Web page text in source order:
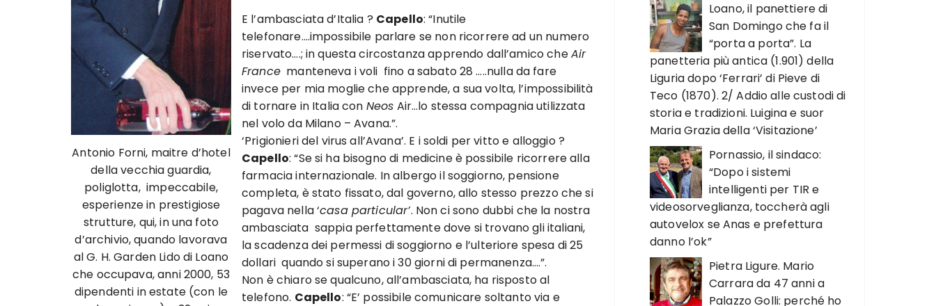
Antonio Forni, maitre d’hotel
della vecchia guardia,
poliglotta, impeccabile,
esperienze in prestigiose
strutture, qui, in una foto
d’archivio, quando lavorava
al G. H. Garden Lido di Loano
che occupava, anni 2000, 53
dipendenti in estate (con le
E l’ambasciata d’Italia ? Capello: “Inutile
telefonare….impossibile parlare se non ricorrere ad un numero
riservato….; in questa circostanza apprendo dall’amico cheAir
Francemanteneva i voli fino a sabato 28 …..nulla da fare
invece per mia moglie che apprende, a sua volta, l’impossibilità
di tornare in Italia con Neos Air…lo stessa compagnia utilizzata
nel volo da Milano – Avana.”.
‘Prigionieri del virus all’Avana’. E i soldi per vitto e alloggio ?
Capello: “Se si ha bisogno di medicine è possibile ricorrere alla
farmacia internazionale. In albergo il soggiorno, pensione
completa, è stato fissato, dal governo, allo stesso prezzo che si
pagava nella ‘casa particular’. Non ci sono dubbi che la nostra
ambasciata sappia perfettamente dove si trovano gli italiani,
la scadenza dei permessi di soggiorno e l’ulteriore spesa di 25
dollari quando si superano i 30 giorni di permanenza….”.
Non è chiaro se qualcuno, all’ambasciata, ha risposto al
telefono. Capello: “E’ possibile comunicare soltanto via e
Loano, il panettiere di
San Domingo che fa il
“porta a porta”. La
panetteria più antica (1.901) della
Liguria dopo ‘Ferrari’ di Pieve di
Teco (1870). 2/ Addio alle custodi di
storia e tradizioni. Luigina e suor
Maria Grazia della ‘Visitazione’
Pornassio, il sindaco:
“Dopo i sistemi
intelligenti per TIR e
videosorveglianza, toccherà agli
autovelox se Anas e prefettura
danno l’ok”
Pietra Ligure. Mario
Carrara da 47 anni a
Palazzo Golli: perché ho